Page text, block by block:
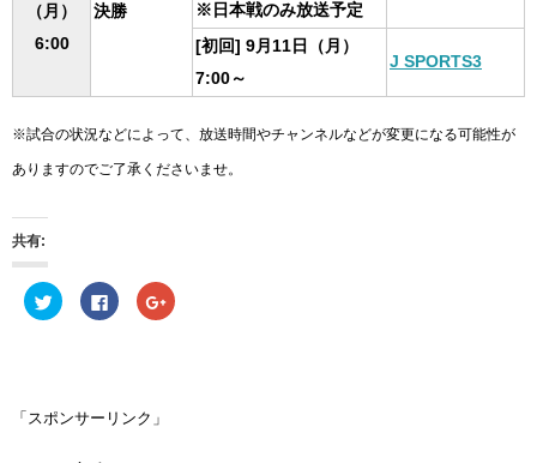
（月）
6:00
決勝
※日本戦のみ放送予定
[初回] 9月11日（月）
7:00～
J SPORTS3
※試合の状況などによって、放送時間やチャンネルなどが変更になる可能性が
ありますのでご了承くださいませ。
共有:
ク
リ
i
t
F
a
で
共
ク
リ
「スポンサーリンク」